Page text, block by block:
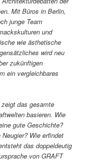
Mit Büros in Berlin,
junge Team
und
wie ästhetische
wird neu
zukünftigen
ein vergleichbares
zeigt das gesamte
basieren. Wie
gute Geschichte?
Wie erfindet
das doppeldeutig
von GRAFT